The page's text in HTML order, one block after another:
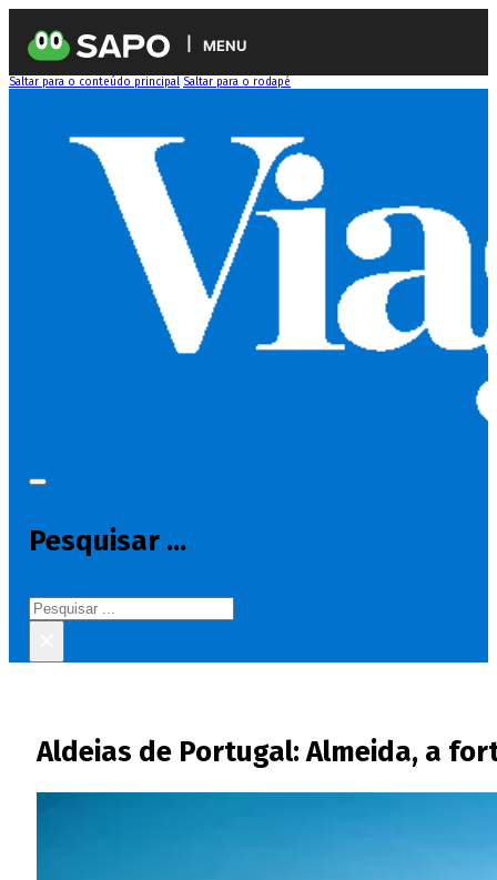
MENU
Saltar para o conteúdo principal Saltar para o rodapé
Pesquisar ...
Pesquisar
Aldeias de Portugal: Almeida, a